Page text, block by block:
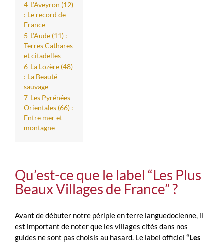
4 L’Aveyron (12)
: Le record de
France
5 L’Aude (11) :
Terres Cathares
et citadelles
6 La Lozère (48)
: La Beauté
sauvage
7 Les Pyrénées-
Orientales (66) :
Entre mer et
montagne
Qu’est-ce que le label “Les Plus
Beaux Villages de France” ?
Avant de débuter notre périple en terre languedocienne, il
est important de noter que les villages cités dans nos
guides ne sont pas choisis au hasard. Le label officiel “Les